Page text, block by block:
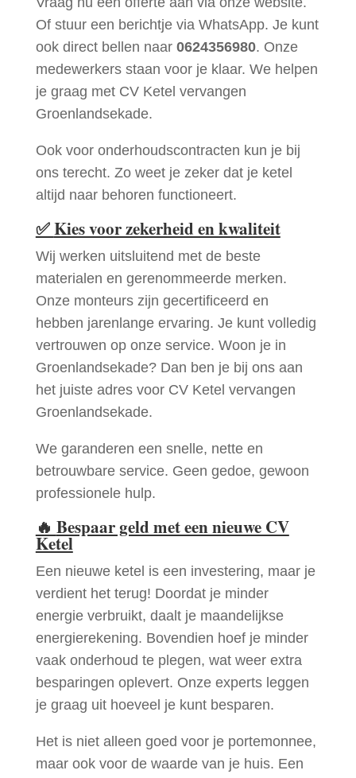
Of stuur een berichtje via WhatsApp. Je kunt
ook direct bellen naar 0624356980. Onze
medewerkers staan voor je klaar. We helpen
je graag met CV Ketel vervangen
Groenlandsekade.
Ook voor onderhoudscontracten kun je bij
ons terecht. Zo weet je zeker dat je ketel
altijd naar behoren functioneert.
✅Kies voor zekerheid en kwaliteit
Wij werken uitsluitend met de beste
materialen en gerenommeerde merken.
Onze monteurs zijn gecertificeerd en
hebben jarenlange ervaring. Je kunt volledig
vertrouwen op onze service. Woon je in
Groenlandsekade? Dan ben je bij ons aan
het juiste adres voor CV Ketel vervangen
Groenlandsekade.
We garanderen een snelle, nette en
betrouwbare service. Geen gedoe, gewoon
professionele hulp.
🔥 Bespaar geld met een nieuwe CV
Ketel
Een nieuwe ketel is een investering, maar je
verdient het terug! Doordat je minder
energie verbruikt, daalt je maandelijkse
energierekening. Bovendien hoef je minder
vaak onderhoud te plegen, wat weer extra
besparingen oplevert. Onze experts leggen
je graag uit hoeveel je kunt besparen.
Het is niet alleen goed voor je portemonnee,
maar ook voor de waarde van je huis. Een